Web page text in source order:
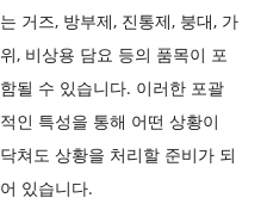
는 거즈, 방부제, 진통제, 붕대, 가
위, 비상용 담요 등의 품목이 포
함될 수 있습니다. 이러한 포괄
적인 특성을 통해 어떤 상황이
닥쳐도 상황을 처리할 준비가 되
어 있습니다.